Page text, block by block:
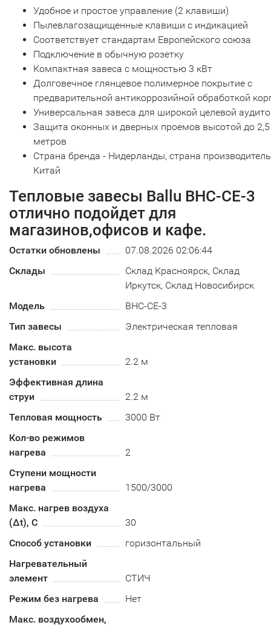
Удобное и простое управление (2 клавиши)
Пылевлагозащищенные клавиши с индикацией
Соответствует стандартам Европейского союза
Подключение в обычную розетку
Компактная завеса с мощностью 3 кВт
Долговечное глянцевое полимерное покрытие с
предварительной антикоррозийной обработкой
Универсальная завеса для широкой целевой
Защита оконных и дверных проемов высотой до 2,5
метров
Страна бренда - Нидерланды, страна
Китай
Тепловые завесы Ballu BHC-CE-3
отлично подойдет для
магазинов,офисов и кафе.
Остатки обновлены
07.08.2026 02:06:44
Склады
Склад Красноярск, Склад
Иркутск, Склад Новосибирск
Модель
BHC-CE-3
Тип завесы
Электрическая тепловая
Макс. высота
установки
2.2 м
Эффективная длина
струи
2.2 м
Тепловая мощность
3000 Вт
Кол-во режимов
нагрева
2
Ступени мощности
нагрева
1500/3000
Макс. нагрев воздуха
(Δt), C
30
Способ установки
горизонтальный
Нагревательный
элемент
СТИЧ
Режим без нагрева
Нет
Макс. воздухообмен,